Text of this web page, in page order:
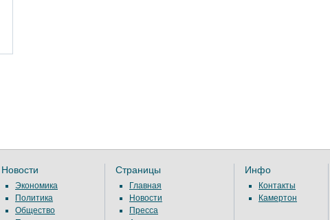
Новости
Экономика
Политика
Общество
Страницы
Главная
Новости
Пресса
Инфо
Контакты
Камертон